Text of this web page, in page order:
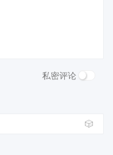
私密评论
🎲